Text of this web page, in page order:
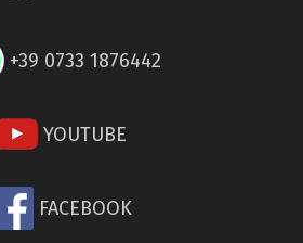
+39 0733 1876442
YOUTUBE
FACEBOOK